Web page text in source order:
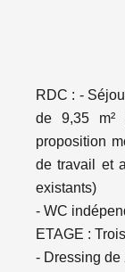
RDC : -
de 9,35
proposition
de travail et
existants)
- WC
ETAGE :
- Dressing de